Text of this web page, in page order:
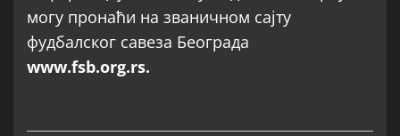
могу пронаћи на званичном сајту
фудбалског савеза Београда
www.fsb.org.rs.